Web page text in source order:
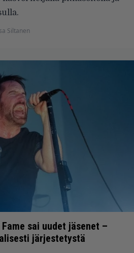
Siltanen
sai uudet jäsenet –
järjestetystä